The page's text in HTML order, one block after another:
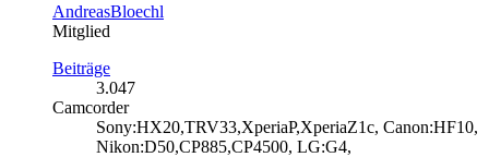
AndreasBloechl
Mitglied
Beiträge
3.047
Camcorder
Sony:HX20,TRV33,XperiaP,XperiaZ1c, Canon:HF10,
Nikon:D50,CP885,CP4500, LG:G4,